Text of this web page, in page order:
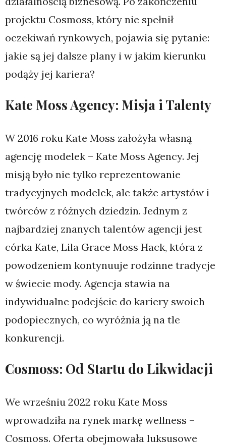
projektu Cosmoss, który nie spełnił
oczekiwań rynkowych, pojawia się pytanie:
jakie są jej dalsze plany i w jakim kierunku
podąży jej kariera?
Kate Moss Agency: Misja i Talenty
W 2016 roku Kate Moss założyła własną
agencję modelek – Kate Moss Agency. Jej
misją było nie tylko reprezentowanie
tradycyjnych modelek, ale także artystów i
twórców z różnych dziedzin. Jednym z
najbardziej znanych talentów agencji jest
córka Kate, Lila Grace Moss Hack, która z
powodzeniem kontynuuje rodzinne tradycje
w świecie mody. Agencja stawia na
indywidualne podejście do kariery swoich
podopiecznych, co wyróżnia ją na tle
konkurencji.
Cosmoss: Od Startu do Likwidacji
We wrześniu 2022 roku Kate Moss
wprowadziła na rynek markę wellness –
Cosmoss. Oferta obejmowała luksusowe